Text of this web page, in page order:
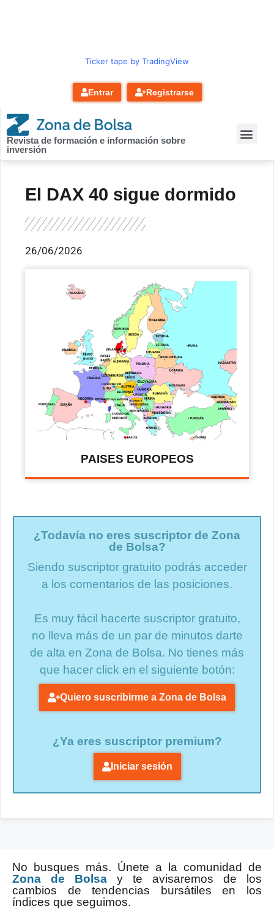
Ticker tape by TradingView
Entrar Registrarse
Revista de formación e información sobre
inversión
El DAX 40 sigue dormido
26/06/2026
PAISES EUROPEOS
¿Todavía no eres suscriptor de Zona
de Bolsa?
Siendo suscriptor gratuito podrás acceder
a los comentarios de las posiciones.
Es muy fácil hacerte suscriptor gratuito,
no lleva más de un par de minutos darte
de alta en Zona de Bolsa. No tienes más
que hacer click en el siguiente botón:
Quiero suscribirme a Zona de Bolsa
¿Ya eres suscriptor premium?
Iniciar sesión
No busques más. Únete a la comunidad de
Zona de Bolsa y te avisaremos de los
cambios de tendencias bursátiles en los
índices que seguimos.